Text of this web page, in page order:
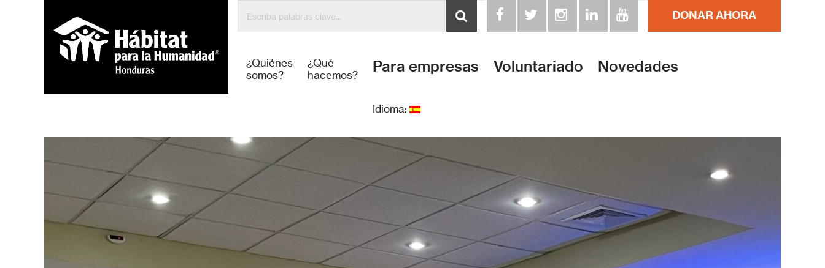
Hábitat para la Humanidad Honduras construye y mejora viviendas junto a familias de bajos ingresos. Conozca nuestros
DONAR AHORA
¿Quiénes
somos?
¿Qué
hacemos?
Para empresas Voluntariado Novedades
Idioma: